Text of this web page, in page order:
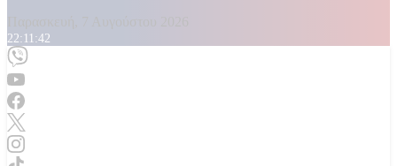
22:11:44